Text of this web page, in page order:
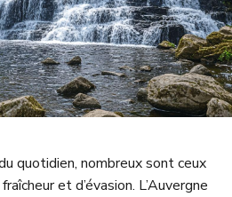
quotidien, nombreux sont ceux
et d’évasion. L’Auvergne